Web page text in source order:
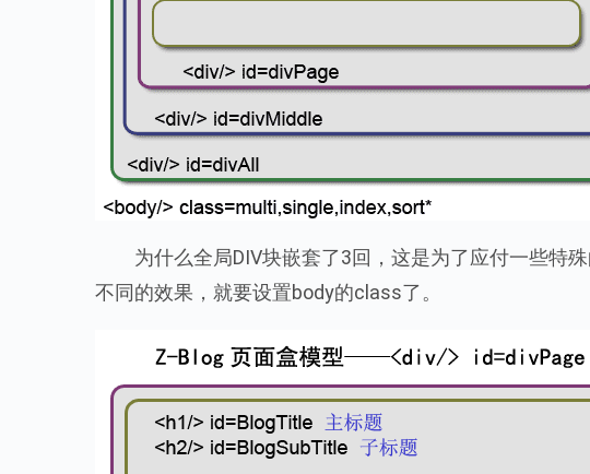
为什么全局DIV块嵌套了3回，这是为了应付一些特
不同的效果，就要设置body的class了。